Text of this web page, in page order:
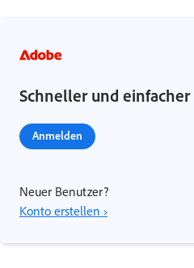
Schneller und
Anmelden
Neuer Benutzer?
Konto erstellen ›